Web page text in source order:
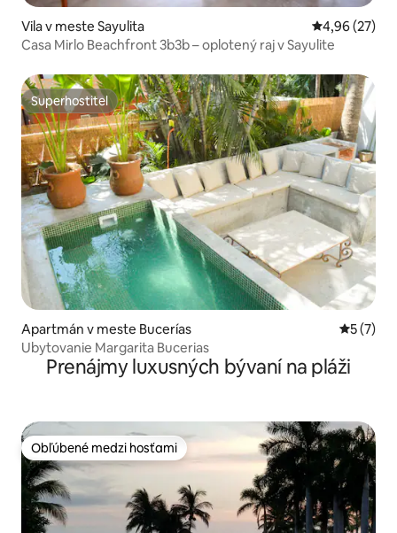
Vila v meste Sayulita Priemerné
4,96 (27)
Casa Mirlo Beachfront 3b3b – oplotený raj v Sayulite
Superhostiteľ
Superhostiteľ
Apartmán v meste Bucerías
5 (7)
Ubytovanie Margarita Bucerias
Prenájmy luxusných bývaní na pláži
Obľúbené medzi hosťami
Obľúbené medzi hosťami